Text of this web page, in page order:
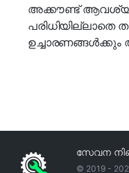
അക്കൗണ്ട്
പരിധിയില്ലാതെ
സേവന
© 2019 -